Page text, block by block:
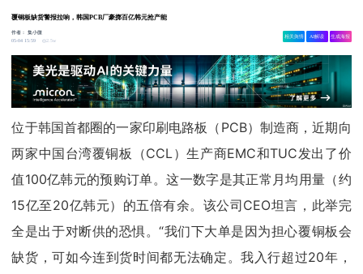
覆铜板缺货警报拉响，韩国PCB厂豪掷百亿韩元抢产能
作者：集小微
05-04 15:59
2.5w
相关舆情 AI解读 生成海报
位于韩国首都圈的一家印刷电路板（PCB）制造商，近期向
两家中国台湾覆铜板（CCL）生产商EMC和TUC发出了价
值100亿韩元的预购订单。这一数字是其正常月均用量（约
15亿至20亿韩元）的五倍有余。该公司CEO坦言，此举完
全是出于对断供的恐惧。“我们下大单是因为担心覆铜板会
缺货，可如今连到货时间都无法确定。我入行超过20年，